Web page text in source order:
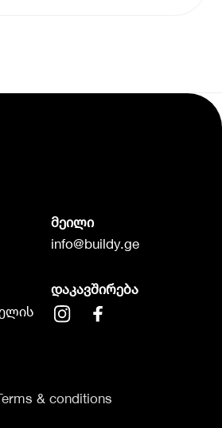
მეილი
info@buildy.ge
დაკავშირება
& conditions